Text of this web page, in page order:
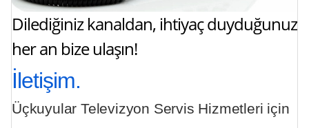
Dilediğiniz kanaldan, ihtiyaç duyduğunuz
her an bize ulaşın!
İletişim.
Üçkuyular Televizyon Servis Hizmetleri için